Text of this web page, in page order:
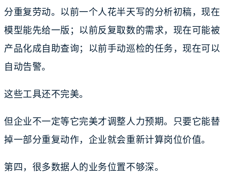
分重复劳动。以前一个人花半天写的分析初稿，现在
模型能先给一版；以前反复取数的需求，现在可能被
产品化成自助查询；以前手动巡检的任务，现在可以
自动告警。
这些工具还不完美。
但企业不一定等它完美才调整人力预期。只要它能替
掉一部分重复动作，企业就会重新计算岗位价值。
第四，很多数据人的业务位置不够深。